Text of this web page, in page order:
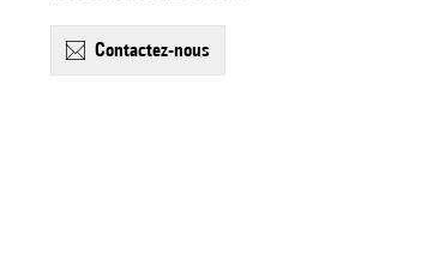
contactez-nous